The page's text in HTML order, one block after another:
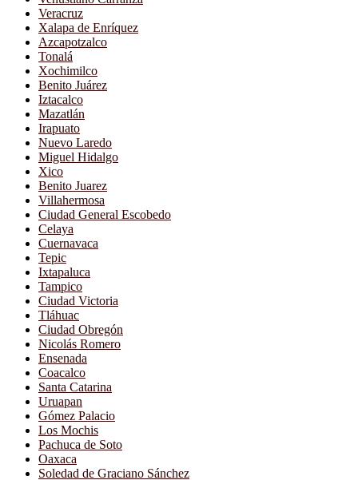
Veracruz
Xalapa de Enríquez
Azcapotzalco
Tonalá
Xochimilco
Benito Juárez
Iztacalco
Mazatlán
Irapuato
Nuevo Laredo
Miguel Hidalgo
Xico
Benito Juarez
Villahermosa
Ciudad General Escobedo
Celaya
Cuernavaca
Tepic
Ixtapaluca
Tampico
Ciudad Victoria
Tláhuac
Ciudad Obregón
Nicolás Romero
Ensenada
Coacalco
Santa Catarina
Uruapan
Gómez Palacio
Los Mochis
Pachuca de Soto
Oaxaca
Soledad de Graciano Sánchez